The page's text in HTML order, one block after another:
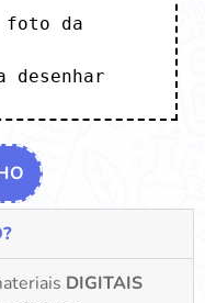
foto da
desenhar
DIGITAIS